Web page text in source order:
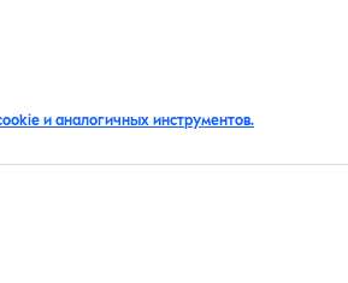
и аналогичных инструментов.